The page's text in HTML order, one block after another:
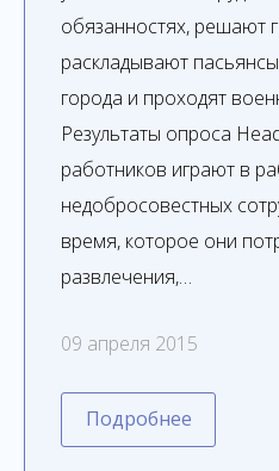
обязанностях, решают
раскладывают
города и проходят
Результаты опроса
работников играют в
недобросовестных
время, которое они
развлечения,…
09 апреля 2015
Подробнее